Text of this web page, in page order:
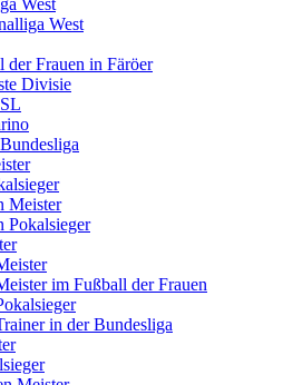
West
Frauen in Färöer
Divisie
Meister
Pokalsieger
im Fußball der Frauen
in der Bundesliga